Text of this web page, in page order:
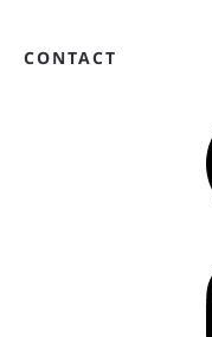
CONTACT